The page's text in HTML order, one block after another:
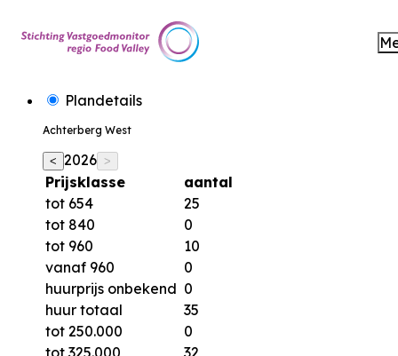
Plandetails
Achterberg West
< 2026 >
Prijsklasse
aantal
tot 654
25
tot 840
0
tot 960
10
vanaf 960
0
huurprijs onbekend 0
huur totaal
35
tot 250.000
0